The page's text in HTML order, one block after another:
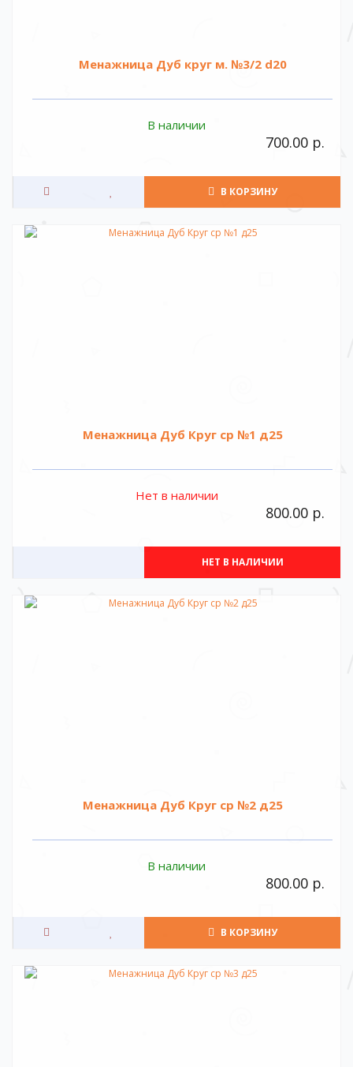
Менажница Дуб круг м. №3/2 d20
В наличии
700.00 р.
В КОРЗИНУ
Менажница Дуб Круг ср №1 д25
Нет в наличии
800.00 р.
НЕТ В НАЛИЧИИ
Менажница Дуб Круг ср №2 д25
В наличии
800.00 р.
В КОРЗИНУ